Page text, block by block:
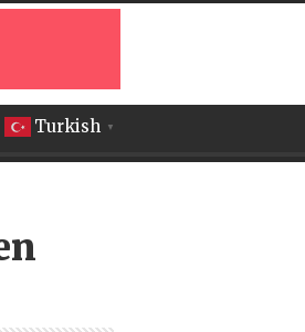
Turkish ▼